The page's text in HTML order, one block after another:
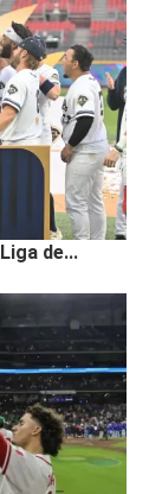
de...